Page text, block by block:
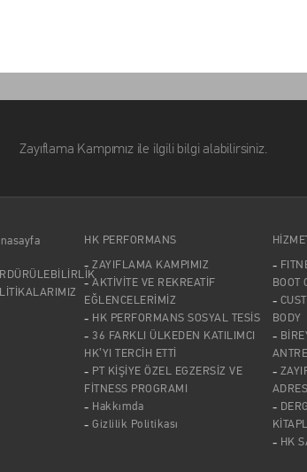
Kampımız ile ilgili bilgi alabilirsiniz.
HK PERFORMANS
ZAYIFLAMA KAMPIMIZ
AKTİVİTE VE REKREATİF
EĞLENCELERİMİZ
HK PERFORMANS SOSYAL TESİS
36 FARKLI ÜLKEDEN KATILIMCI
HK’YI TERCİH ETTİ
PT KİŞİYE ÖZEL EGZERSİZ VE
FİTNESS PROGRAMI
Hakkımda
Gizlilik Politikası
BOOT
BODY
HK